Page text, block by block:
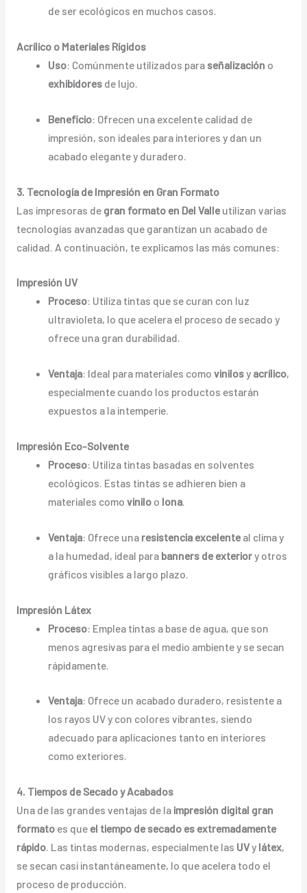
de ser ecológicos en muchos casos.
Acrílico o Materiales Rígidos
Uso: Comúnmente utilizados para señalización o
exhibidores de lujo.
Beneficio: Ofrecen una excelente calidad de
impresión, son ideales para interiores y dan un
acabado elegante y duradero.
3. Tecnología de Impresión en Gran Formato
Las impresoras de gran formato en Del Valleutilizan varias
tecnologías avanzadas que garantizan un acabado de
calidad. A continuación, te explicamos las más comunes:
Impresión UV
Proceso: Utiliza tintas que se curan con luz
ultravioleta, lo que acelera el proceso de secado y
ofrece una gran durabilidad.
Ventaja: Ideal para materiales comovinilosy acrílico,
especialmente cuando los productos estarán
expuestos a la intemperie.
Impresión Eco-Solvente
Proceso: Utiliza tintas basadas en solventes
ecológicos. Estas tintas se adhieren bien a
materiales comovinilo o lona.
Ventaja: Ofrece una resistencia excelenteal clima y
a la humedad, ideal para banners de exteriory otros
gráficos visibles a largo plazo.
Impresión Látex
Proceso: Emplea tintas a base de agua, que son
menos agresivas para el medio ambiente y se secan
rápidamente.
Ventaja: Ofrece un acabado duradero, resistente a
los rayos UV y con colores vibrantes, siendo
adecuado para aplicaciones tanto en interiores
como exteriores.
4. Tiempos de Secado y Acabados
Una de las grandes ventajas de la impresión digital gran
formatoes que el tiempo de secado es extremadamente
rápido. Las tintas modernas, especialmente las UVy látex,
se secan casi instantáneamente, lo que acelera todo el
proceso de producción.